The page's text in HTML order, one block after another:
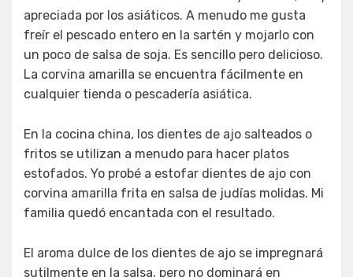
apreciada por los asiáticos. A menudo me gusta
freír el pescado entero en la sartén y mojarlo con
un poco de salsa de soja. Es sencillo pero delicioso.
La corvina amarilla se encuentra fácilmente en
cualquier tienda o pescadería asiática.
En la cocina china, los dientes de ajo salteados o
fritos se utilizan a menudo para hacer platos
estofados. Yo probé a estofar dientes de ajo con
corvina amarilla frita en salsa de judías molidas. Mi
familia quedó encantada con el resultado.
El aroma dulce de los dientes de ajo se impregnará
sutilmente en la salsa, pero no dominará en